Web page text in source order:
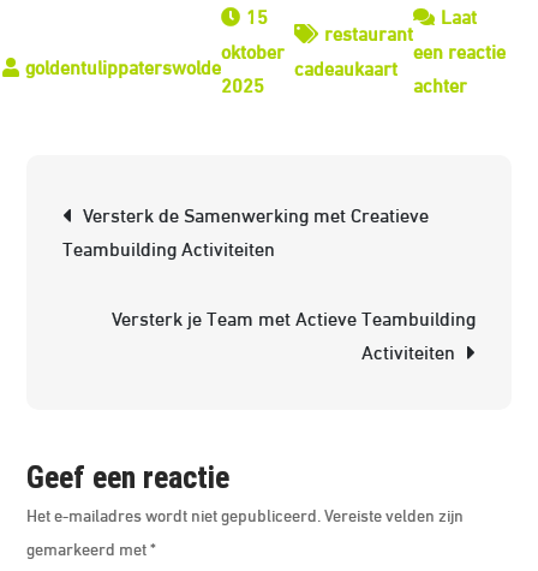
15
oktober
2025
restaurant
cadeaukaart
Laat
een reactie
achterop
Versterk de Samenwerking met Creatieve
Teambuilding Activiteiten
Versterk je Team met Actieve Teambuilding
Activiteiten
Geef een reactie
Het e-mailadres wordt niet gepubliceerd. Vereiste velden zijn
gemarkeerd met*